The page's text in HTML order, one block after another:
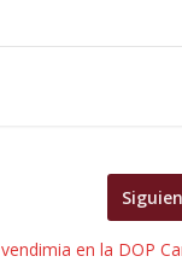
en la DOP